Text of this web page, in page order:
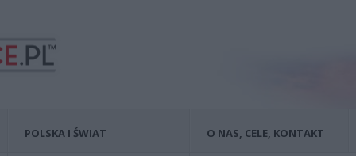
POLSKA I ŚWIAT O NAS, CELE, KONTAKT